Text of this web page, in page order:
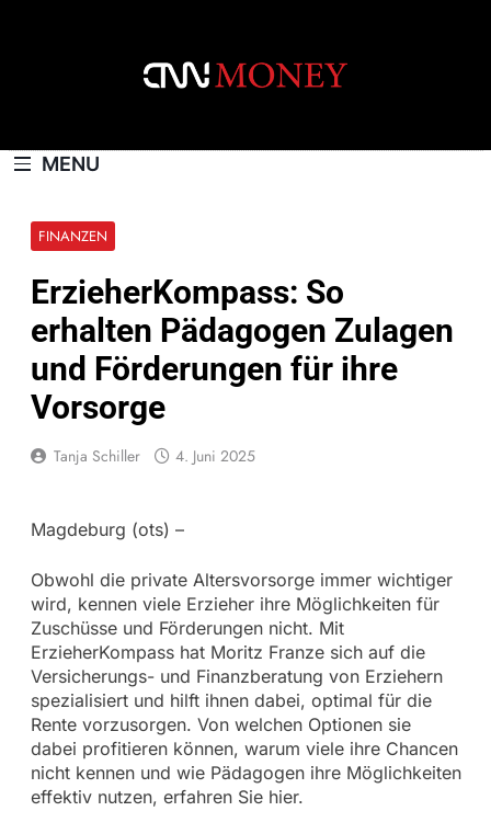
MENU
FINANZEN
ErzieherKompass: So
erhalten Pädagogen Zulagen
und Förderungen für ihre
Vorsorge
Tanja Schiller 4. Juni 2025
Magdeburg (ots) –
Obwohl die private Altersvorsorge immer wichtiger
wird, kennen viele Erzieher ihre Möglichkeiten für
Zuschüsse und Förderungen nicht. Mit
ErzieherKompass hat Moritz Franze sich auf die
Versicherungs- und Finanzberatung von Erziehern
spezialisiert und hilft ihnen dabei, optimal für die
Rente vorzusorgen. Von welchen Optionen sie
dabei profitieren können, warum viele ihre Chancen
nicht kennen und wie Pädagogen ihre Möglichkeiten
effektiv nutzen, erfahren Sie hier.